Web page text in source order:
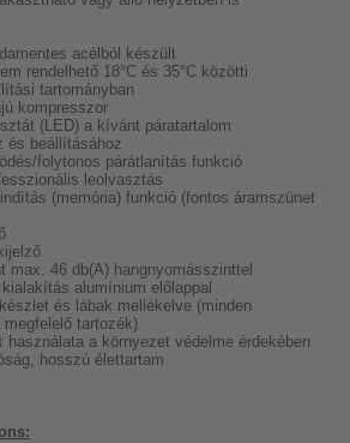
acélból készült
rendelhető 18°C és 35°C közötti
tartományban
kompresszor
(LED) a kívánt páratartalom
és beállításához
folytonos párátlanítás funkció
leolvasztás
(memória) funkció (fontos áramszünet
max. 46 db(A) hangnyomásszinttel
alumínium előlappal
és lábak mellékelve (minden
tartozék)
használata a környezet védelme érdekében
hosszú élettartam